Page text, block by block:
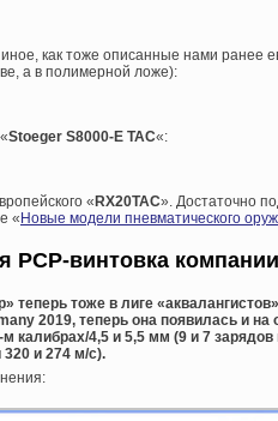
как тоже описанные нами ранее
а в полимерной ложе):
Stoeger S8000-E TAC«:
« RX20TAC». Достаточно
« Новые модели пневматического
PCP-винтовка
теперь тоже в лиге
2019, теперь она появилась и
калибрах/4,5 и 5,5 мм (9 и 7
и 274 м/с).